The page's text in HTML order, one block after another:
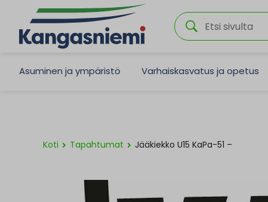
Asuminen ja ympäristö Varhaiskasvatus ja opetus
Koti Tapahtumat Jääkiekko U15 KaPa-51 –